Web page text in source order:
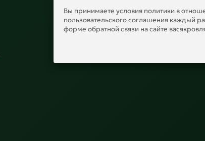
Вы принимаете условия политики в
пользовательского соглашения каждый
форме обратной связи на сайте
Полезные статьи